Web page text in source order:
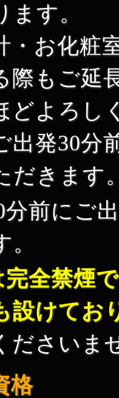
ます。
・お化粧
際もご延
どよろし
出発30分
だきます
分前にご
完全禁煙
設けてお
ださいま
格